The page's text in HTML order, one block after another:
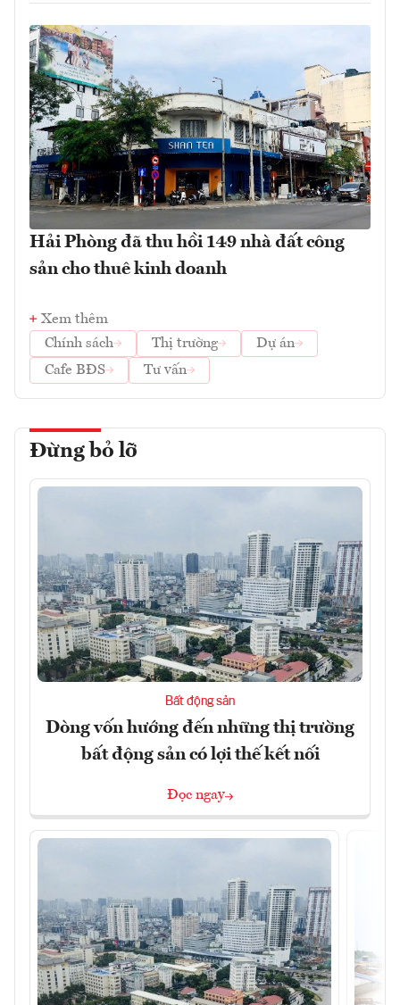
Hải Phòng đã thu hồi 149 nhà đất công
sản cho thuê kinh doanh
Xem thêm
Chính sách
Thị trường
Dự án
Cafe BĐS
Tư vấn
Đừng bỏ lỡ
Bất động sản
Dòng vốn hướng đến những thị trường
bất động sản có lợi thế kết nối
Đọc ngay